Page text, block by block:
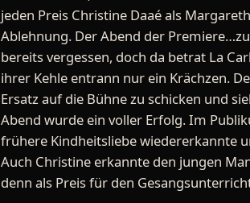
jeden Preis Christine Daaé als
Ablehnung. Der Abend der
bereits vergessen, doch da betrat La
ihrer Kehle entrann nur ein Krächzen.
Ersatz auf die Bühne zu schicken und
Abend wurde ein voller Erfolg. Im
frühere Kindheitsliebe wiedererkannte
Auch Christine erkannte den jungen
denn als Preis für den